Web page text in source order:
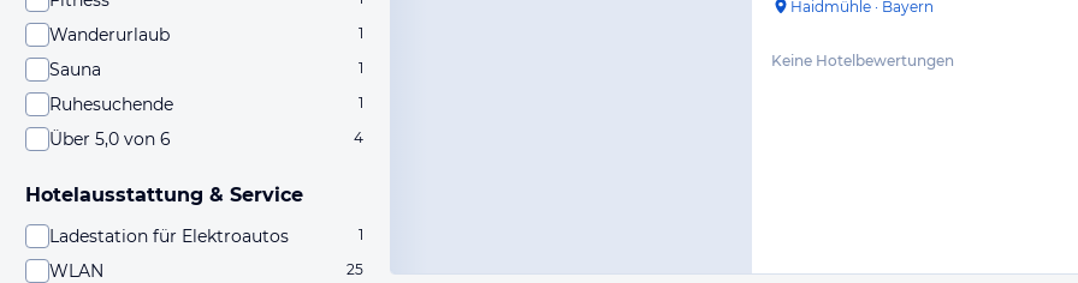
Wanderurlaub 1
Sauna 1
Ruhesuchende 1
Über 5,0 von 6 4
Hotelausstattung & Service
Ladestation für Elektroautos 1
WLAN 25
Haidmühle · Bayern
Keine Hotelbewertungen